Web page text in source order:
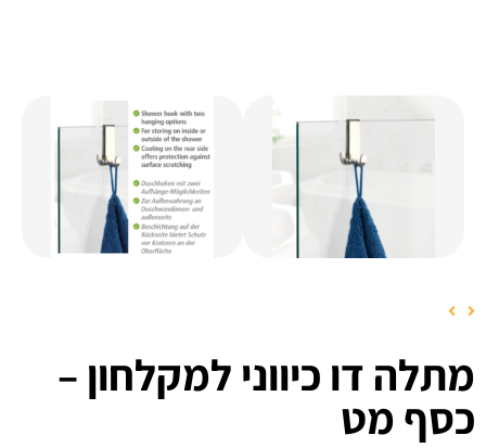
מתלה דו כיווני למקלחון –
כסף מט